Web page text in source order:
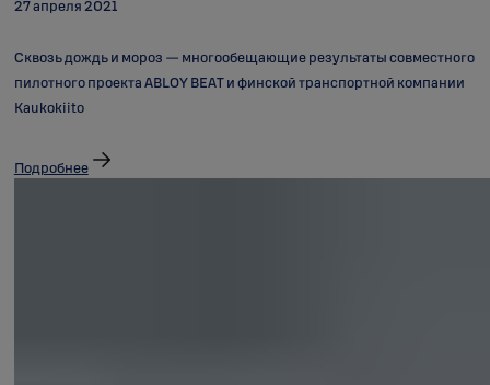
27 апреля 2021
Сквозь дождь и мороз — многообещающие результаты совместного
пилотного проекта ABLOY BEAT и финской транспортной компании
Kaukokiito
Подробнее